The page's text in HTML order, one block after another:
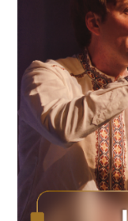
Powiatowej SLD
wykorzystano
Wezgraja jako
trakcie imprezy
a także
Stowarzyszenie
jakim posługuje
Powyższe
w świetle zasad
oraz
Adam